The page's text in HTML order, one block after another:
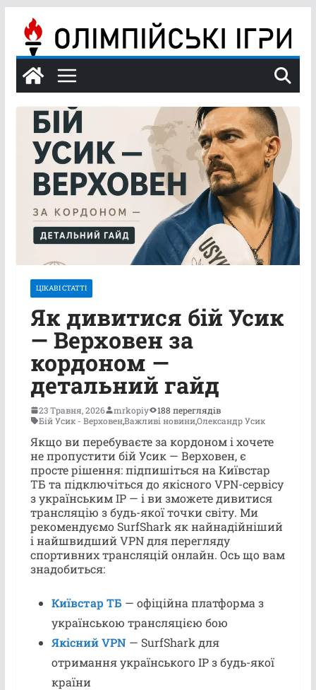
вмісту
ЦІКАВІ СТАТТІ
Як дивитися бій Усик
— Верховен за
кордоном —
детальний гайд
23 Травня, 2026 mrkopiy
188 переглядів
Бій Усик - Верховен,Важливі новини,Олександр Усик
Якщо ви перебуваєте за кордоном і хочете
не пропустити бій Усик — Верховен, є
просте рішення: підпишіться на Київстар
ТБ та підключіться до якісного VPN-сервісу
з українським IP — і ви зможете дивитися
трансляцію з будь-якої точки світу. Ми
рекомендуємо SurfShark як найнадійніший
і найшвидший VPN для перегляду
спортивних трансляцій онлайн. Ось що вам
знадобиться:
Київстар ТБ— офіційна платформа з
українською трансляцією бою
Якісний VPN— SurfShark для
отримання українського IP з будь-якої
країни